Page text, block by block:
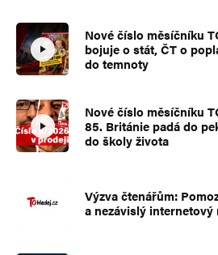
Nové číslo měsíčníku
bojuje o stát, ČT o
do temnoty
Nové číslo měsíčníku
85. Británie padá do
do školy života
Výzva čtenářům:
a nezávislý internetový